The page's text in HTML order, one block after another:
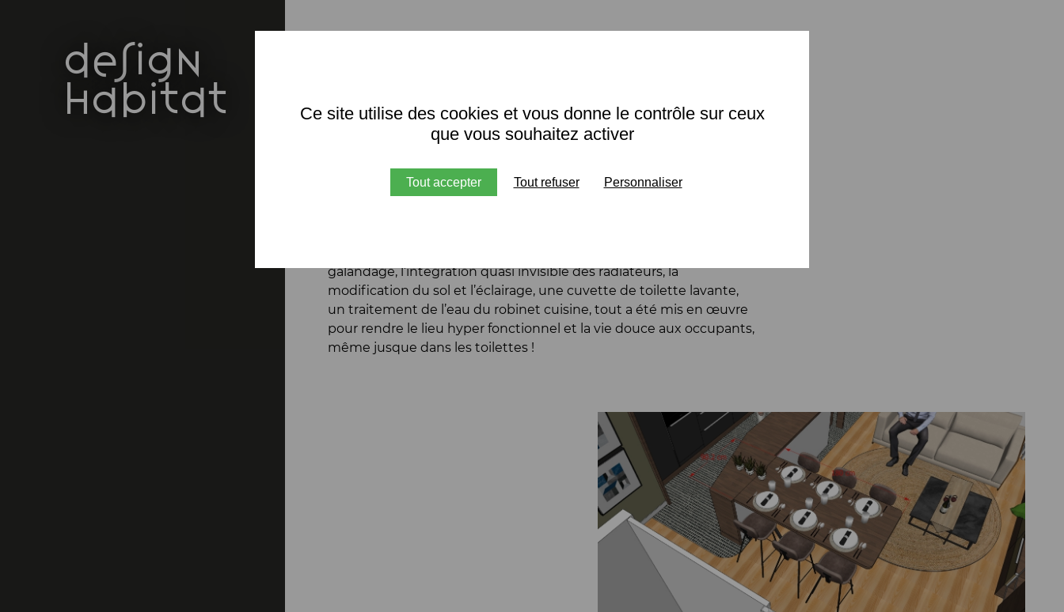
design
habitat
l’optimiser au mieux.
La première chose est d’avoir supprimé la cloison séparant la
deviendrait une table extensible pour 6 personnes. Voila l’espace
galandage, l’intégration quasi invisible des radiateurs, la
modification du sol et l’éclairage, une cuvette de toilette lavante,
un traitement de l’eau du robinet cuisine, tout a été mis en œuvre
pour rendre le lieu hyper fonctionnel et la vie douce aux occupants,
même jusque dans les toilettes !
Ce site utilise des cookies et vous donne le contrôle sur ceux
que vous souhaitez activer
Tout accepter Tout refuser Personnaliser